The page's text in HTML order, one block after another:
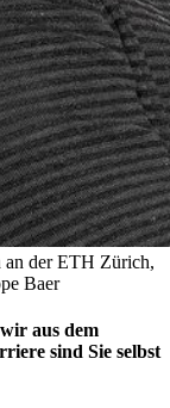
an der ETH Zürich,
Baer
aus dem
sind Sie selbst